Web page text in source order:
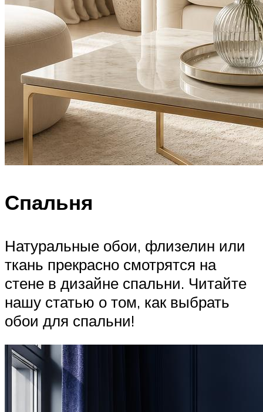
Спальня
Натуральные обои, флизелин или
ткань прекрасно смотрятся на
стене в дизайне спальни. Читайте
нашу статью о том, как выбрать
обои для спальни!